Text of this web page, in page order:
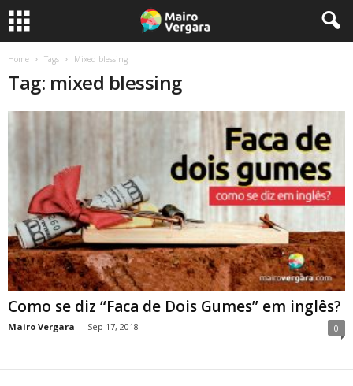
Home Tags Mixed blessing
Tag: mixed blessing
Como se diz “Faca de Dois Gumes” em inglês?
Mairo Vergara - Sep 17, 2018 0